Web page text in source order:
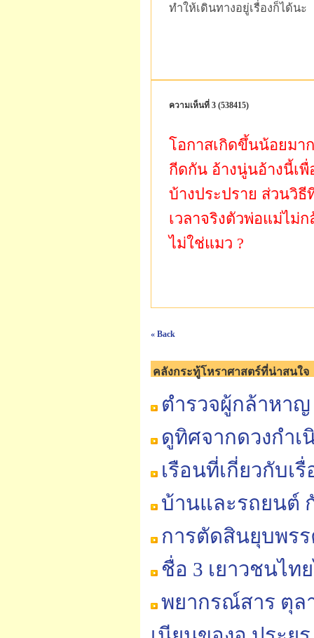
ทำให้เดินทางอยู่เรื่องก็ได้นะ
ความเห็นที่ 3 (538415)
โอกาสเกิดขึ้นน้อยมา
กีดกัน อ้างนู่นอ้างนี้เ
บ้างประปราย ส่วนวิ
เวลาจริงตัวพ่อแม่ไม่
ไม่ใช่แมว ?
« Back
คลังกระทู้โหราศาสตร์ที่น่าสนใจ
ตำรวจผู้กล้าหา
ดูทิศจากดวงกำเ
เรือนที่เกี่ยวกับเ
บ้านและรถยนต์
การตัดสินยุบพร
ชื่อ 3 เยาวชนไท
พยากรณ์สาร ตุล